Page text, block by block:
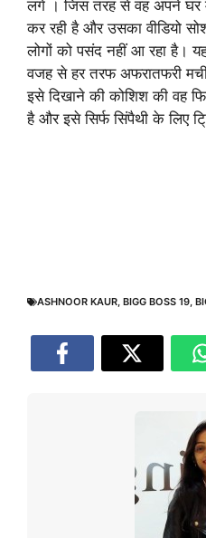
लगे । जिस तरह से वह अपने घर
कर रही है और उसका वीडियो
लोगों को पसंद नहीं आ रहा है।
वजह से हर तरफ अफरातफरी
इसे दिखाने की कोशिश की वह
है और इसे सिर्फ सिंपैथी के लिए
ASHNOOR KAUR, BIGG BOSS 19,